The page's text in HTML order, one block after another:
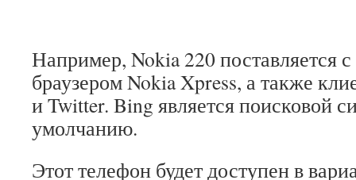
Например, Nokia 220 поставляется
браузером Nokia Xpress, а также
и Twitter. Bing является поисковой
умолчанию.
Этот телефон будет доступен в